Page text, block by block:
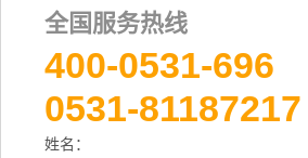
全国服务热线
400-0531-696
0531-81187217
姓名：